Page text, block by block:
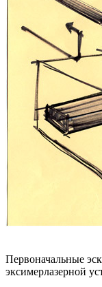
Первоначальные
эксимерлазерной